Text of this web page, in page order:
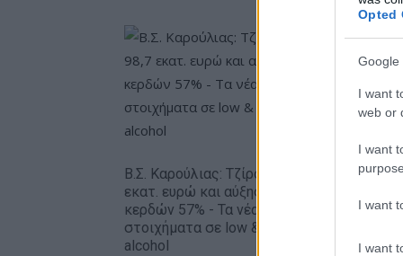
Opted
Google
I want
web or
I want
I want
I want
Β.Σ. Καρούλιας: Τζίρος 98,7
εκατ. ευρώ και αύξηση
κερδών 57% - Τα νέα
στοιχήματα σε low & non
alcohol
Metlen:
ευρώ